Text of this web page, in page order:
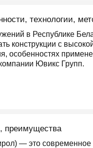
технологии,
в Республике
конструкции с
особенностях
Ювикс Групп.
преимущества
— это